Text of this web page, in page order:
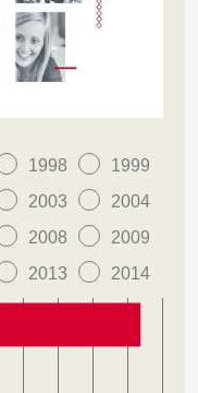
1998
1999
2003
2004
2008
2009
2013 2014